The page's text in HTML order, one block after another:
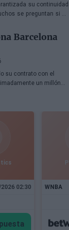
su continuidad
se preguntan si ha
NBA.
Barcelona
su contrato con el
un millón
con el Dubái para la
completó una
la que disputó 78
02:30 WNBA